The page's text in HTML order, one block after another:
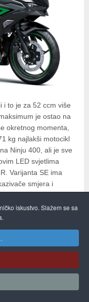
i to je za 52 ccm više
je ostao na
okretnog momenta,
kg najlakši motocikl
Ninju 400, ali je sve
LED svjetlima
Varijanta SE ima
smjera i
ovim i brojnim
nadolazećem broju
iskustvo. Slažem se sa